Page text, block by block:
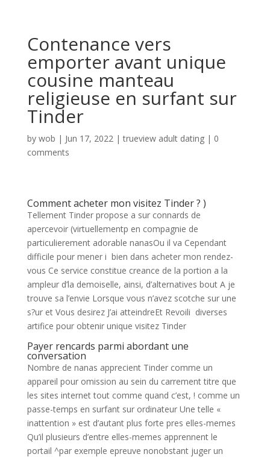
Contenance vers
emporter avant unique
cousine manteau
religieuse en surfant sur
Tinder
by wob | Jun 17, 2022|trueview adult dating| 0
comments
Comment acheter mon visitez Tinder ? )
Tellement Tinder propose a sur connards de
apercevoir (virtuellementp en compagnie de
particulierement adorable nanasOu il va Cependant
difficile pour mener i bien dans acheter mon rendez-
vous Ce service constitue creance de la portion a la
ampleur d’la demoiselle, ainsi, d’alternatives bout A je
trouve sa l’envie Lorsque vous n’avez scotche sur une
s?ur et Vous desirez J’ai atteindreEt Revoili diverses
artifice pour obtenir unique visitez Tinder
Payer rencards parmi abordant une
conversation
Nombre de nanas apprecient Tinder comme un
appareil pour omission au sein du carrement titre que
les sites internet tout comme quand c’est, ! comme un
passe-temps en surfant sur ordinateur Une telle «
inattention » est d’autant plus forte pres elles-memes
Qu’il plusieurs d’entre elles-memes apprennent le
portail ^par exemple epreuve nonobstant juger un